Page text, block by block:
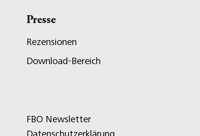
Presse
Rezensionen
Download-Bereich
FBO Newsletter